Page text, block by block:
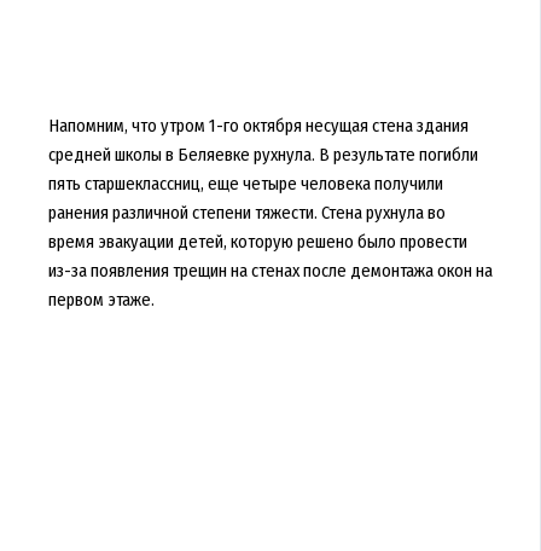
Напомним, что утром 1-го октября несущая стена здания
средней школы в Беляевке рухнула. В результате погибли
пять старшеклассниц, еще четыре человека получили
ранения различной степени тяжести. Стена рухнула во
время эвакуации детей, которую решено было провести
из-за появления трещин на стенах после демонтажа окон на
первом этаже.